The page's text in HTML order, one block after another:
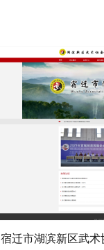
宿迁市湖滨新区武术